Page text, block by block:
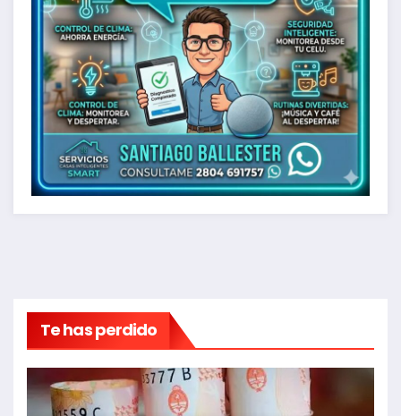
Te has perdido